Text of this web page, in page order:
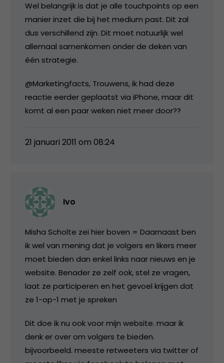
Wel belangrijk is dat je alle touchpoints op een
manier inzet die bij het medium past. Dit zal
dus verschillend zijn. Dit moet natuurlijk wel
allemaal samenkomen onder de deken van
één strategie.
@Marketingfacts, Trouwens, ik had deze
reactie eerder geplaatst via iPhone, maar dit
komt al een paar weken niet meer door??
21 januari 2011 om 08:24
Ivo
Misha Scholte zei hier boven = Daarnaast ben
ik wel van mening dat je volgers en likers meer
moet bieden dan enkel links naar nieuws en je
website. Benader ze zelf ook, stel ze vragen,
laat ze participeren en het gevoel krijgen dat
ze 1-op-1 met je spreken
Dit doe ik nu ook voor mijn website. maar ik
denk er over om volgers te bieden.
bijvoorbeeld. meeste retweeters via twitter of